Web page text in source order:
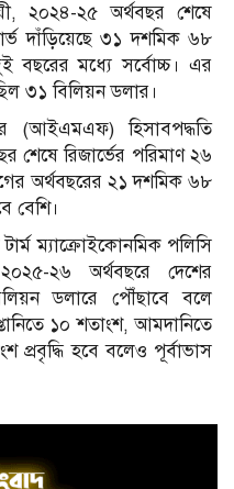
২০২৪-২৫ অর্থবছর শেষে
দাঁড়িয়েছে ৩১ দশমিক ৬৮
বছরের মধ্যে সর্বোচ্চ। এর
৩১ বিলিয়ন ডলার।
(আইএমএফ) হিসাবপদ্ধতি
শেষে রিজার্ভের পরিমাণ ২৬
অর্থবছরের ২১ দশমিক ৬৮
বেশি।
টার্ম ম্যাক্রোইকোনমিক পলিসি
২৬ অর্থবছরে দেশের
ডলারে পৌঁছাবে বলে
১০ শতাংশ, আমদানিতে
প্রবৃদ্ধি হবে বলেও পূর্বাভাস